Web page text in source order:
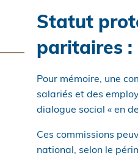
Statut
paritaires :
Pour mémoire, une
salariés et des
dialogue social « en
Ces commissions
national, selon le